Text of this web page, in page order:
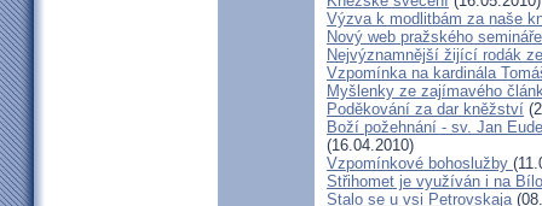
Výzva k modlitbám za naše
Nový web pražského semináře
Nejvýznamnější žijící rodák
Vzpomínka na kardinála
Myšlenky ze zajímavého
Poděkování za dar kněžství
Boží požehnání - sv. Jan
(16.04.2010)
Vzpomínkové bohoslužby
Střihomet je využíván i na
Stalo se u vsi Petrovskaja